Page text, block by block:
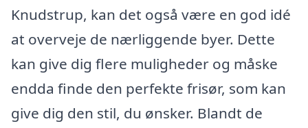
Knudstrup, kan det også være en god idé
at overveje de nærliggende byer. Dette
kan give dig flere muligheder og måske
endda finde den perfekte frisør, som kan
give dig den stil, du ønsker. Blandt de